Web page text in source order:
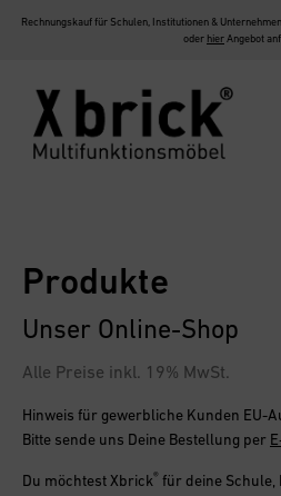
Rechnungskauf für Schulen, Institutionen &
oder hier Angebot
Hinweis für gewerbliche Kunden EU-
Bitte sende uns Deine Bestellung per
Du möchtest Xbrick® für deine Schule,
Produkte
Unser Online-Shop
Alle Preise inkl. 19% MwSt.